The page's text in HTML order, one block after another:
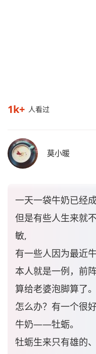
1k+ 人看过
莫小暖
一天一袋牛奶已经
但是有些人生来就
敏,
有一些人因为最近
本人就是一例，前
算给老婆泡脚算了。
怎么办？有一个很
牛奶——牡蛎。
牡蛎生来只有雄的